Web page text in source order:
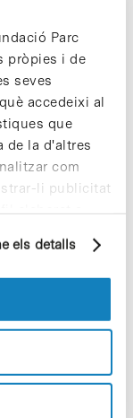
Parc
pròpies i de
seves
accedeixi al
que
de la d'altres
com
li publicitat
elaborat a
sobre
cookiesdel
els detalls
amb